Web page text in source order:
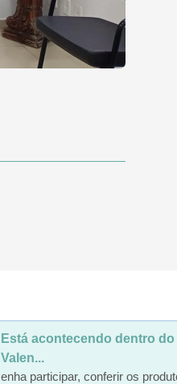
Está acontecendo dentro do
Valen...
enha participar, conferir os